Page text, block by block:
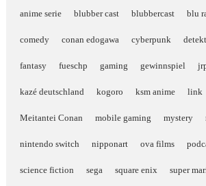
anime serie blubber cast blubbercast blu
comedy conan edogawa cyberpunk
fantasy fueschp gaming gewinnspiel
kazé deutschland kogoro ksm anime link
Meitantei Conan mobile gaming mystery
nintendo switch nipponart ova films
science fiction sega square enix super